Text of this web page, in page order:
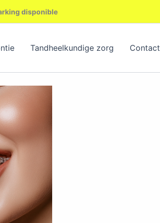
disponible
Tandheelkundige zorg Contact